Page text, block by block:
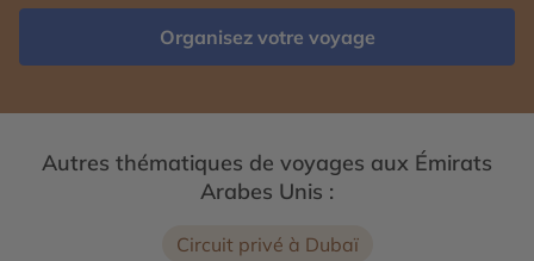
Organisez votre voyage
Autres thématiques de voyages aux Émirats
Arabes Unis :
Circuit privé à Dubaï